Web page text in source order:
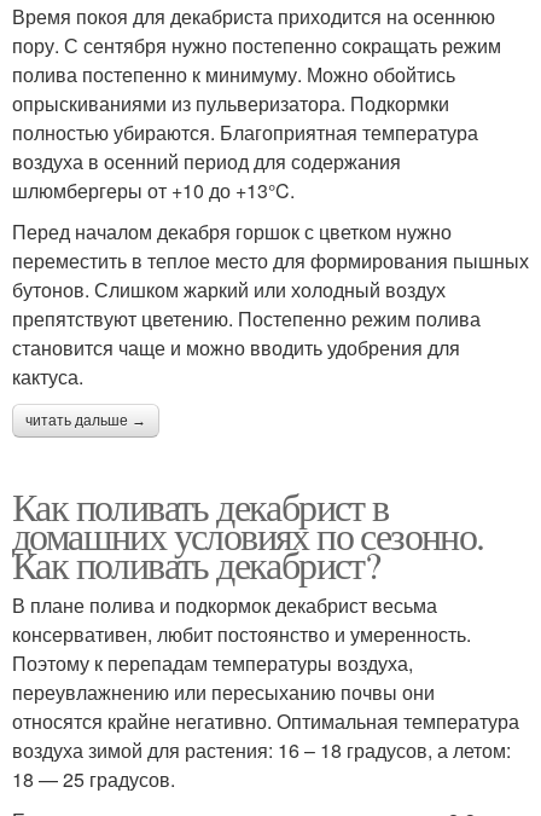
Время покоя для декабриста приходится на осеннюю
пору. С сентября нужно постепенно сокращать режим
полива постепенно к минимуму. Можно обойтись
опрыскиваниями из пульверизатора. Подкормки
полностью убираются. Благоприятная температура
воздуха в осенний период для содержания
шлюмбергеры от +10 до +13°C.
Перед началом декабря горшок с цветком нужно
переместить в теплое место для формирования пышных
бутонов. Слишком жаркий или холодный воздух
препятствуют цветению. Постепенно режим полива
становится чаще и можно вводить удобрения для
кактуса.
читать дальше →
Как поливать декабрист в
домашних условиях по сезонно.
Как поливать декабрист?
В плане полива и подкормок декабрист весьма
консервативен, любит постоянство и умеренность.
Поэтому к перепадам температуры воздуха,
переувлажнению или пересыханию почвы они
относятся крайне негативно. Оптимальная температура
воздуха зимой для растения: 16 – 18 градусов, а летом:
18 — 25 градусов.